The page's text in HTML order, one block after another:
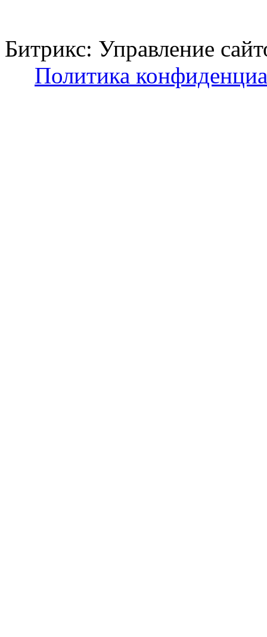
Битрикс: Управление
Политика